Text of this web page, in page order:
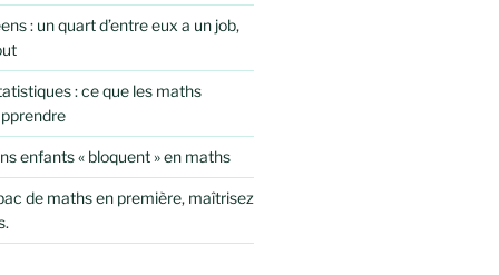
: un quart d’entre eux a un job,
: ce que les maths
enfants « bloquent » en maths
de maths en première, maîtrisez